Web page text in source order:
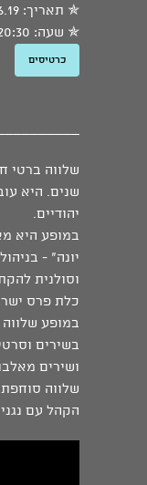
✯ תאריך: 01.06.19 מוצ"ש
✯ שעה: 20:30
כרטיסים
שנים. היא
יהודיים.
במופע היא
יונה" -
וסולנית
כלת פרס ישראל 2018 לשימור
במופע
בשירים
ושירים
שלווה
הקהל עם